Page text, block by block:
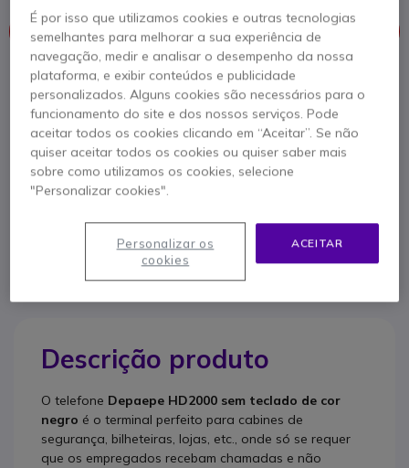
Este produto já não é fabricado
Para melhor satisfazer as suas necessidades, apresentamos
uma lista de produtos similares
Ver produtos similares
800 780 300
F.A.Q Live Chat
Descrição produto
O telefone Depaepe HD2000 sem teclado de cor
negro é o terminal perfeito para cabines de
segurança, bilheteiras, lojas, etc., onde só se requer
que os empregados recebam chamadas e não
É por isso que utilizamos cookies e outras tecnologias
semelhantes para melhorar a sua experiência de
navegação, medir e analisar o desempenho da nossa
plataforma, e exibir conteúdos e publicidade
personalizados. Alguns cookies são necessários para o
funcionamento do site e dos nossos serviços. Pode
aceitar todos os cookies clicando em “Aceitar”. Se não
quiser aceitar todos os cookies ou quiser saber mais
sobre como utilizamos os cookies, selecione
"Personalizar cookies".
ACEITAR
Personalizar os
cookies